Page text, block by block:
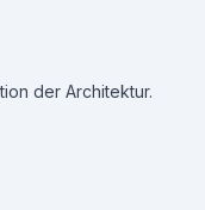
der Architektur.